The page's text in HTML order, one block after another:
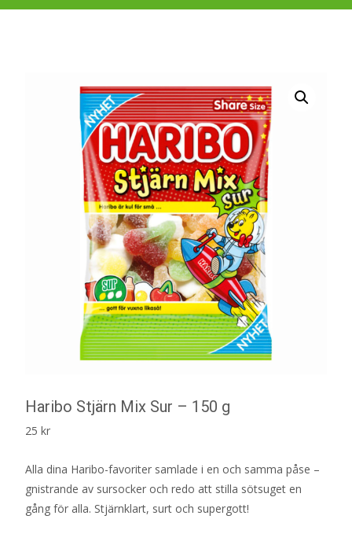
Haribo Stjärn Mix Sur – 150 g
25 kr
Alla dina Haribo-favoriter samlade i en och samma påse –
gnistrande av sursocker och redo att stilla sötsuget en
gång för alla. Stjärnklart, surt och supergott!